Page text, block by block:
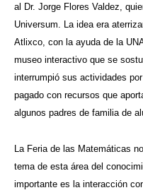
al Dr. Jorge Flores Valdez,
Universum. La idea era
Atlixco, con la ayuda de la
museo interactivo que se
interrumpió sus actividades
pagado con recursos que
algunos padres de familia de
La Feria de las Matemáticas
tema de esta área del
importante es la interacción